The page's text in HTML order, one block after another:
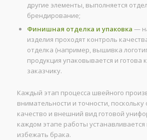
другие элементы, выполняется
брендирование;
Финишная отделка и упаковка —
изделия проходят контроль
отделка (например, вышивка
продукция упаковывается и готова
заказчику.
Каждый этап процесса швейного
внимательности и точности, поскольку
качество и внешний вид готовой
каждом этапе работы
избежать брака.